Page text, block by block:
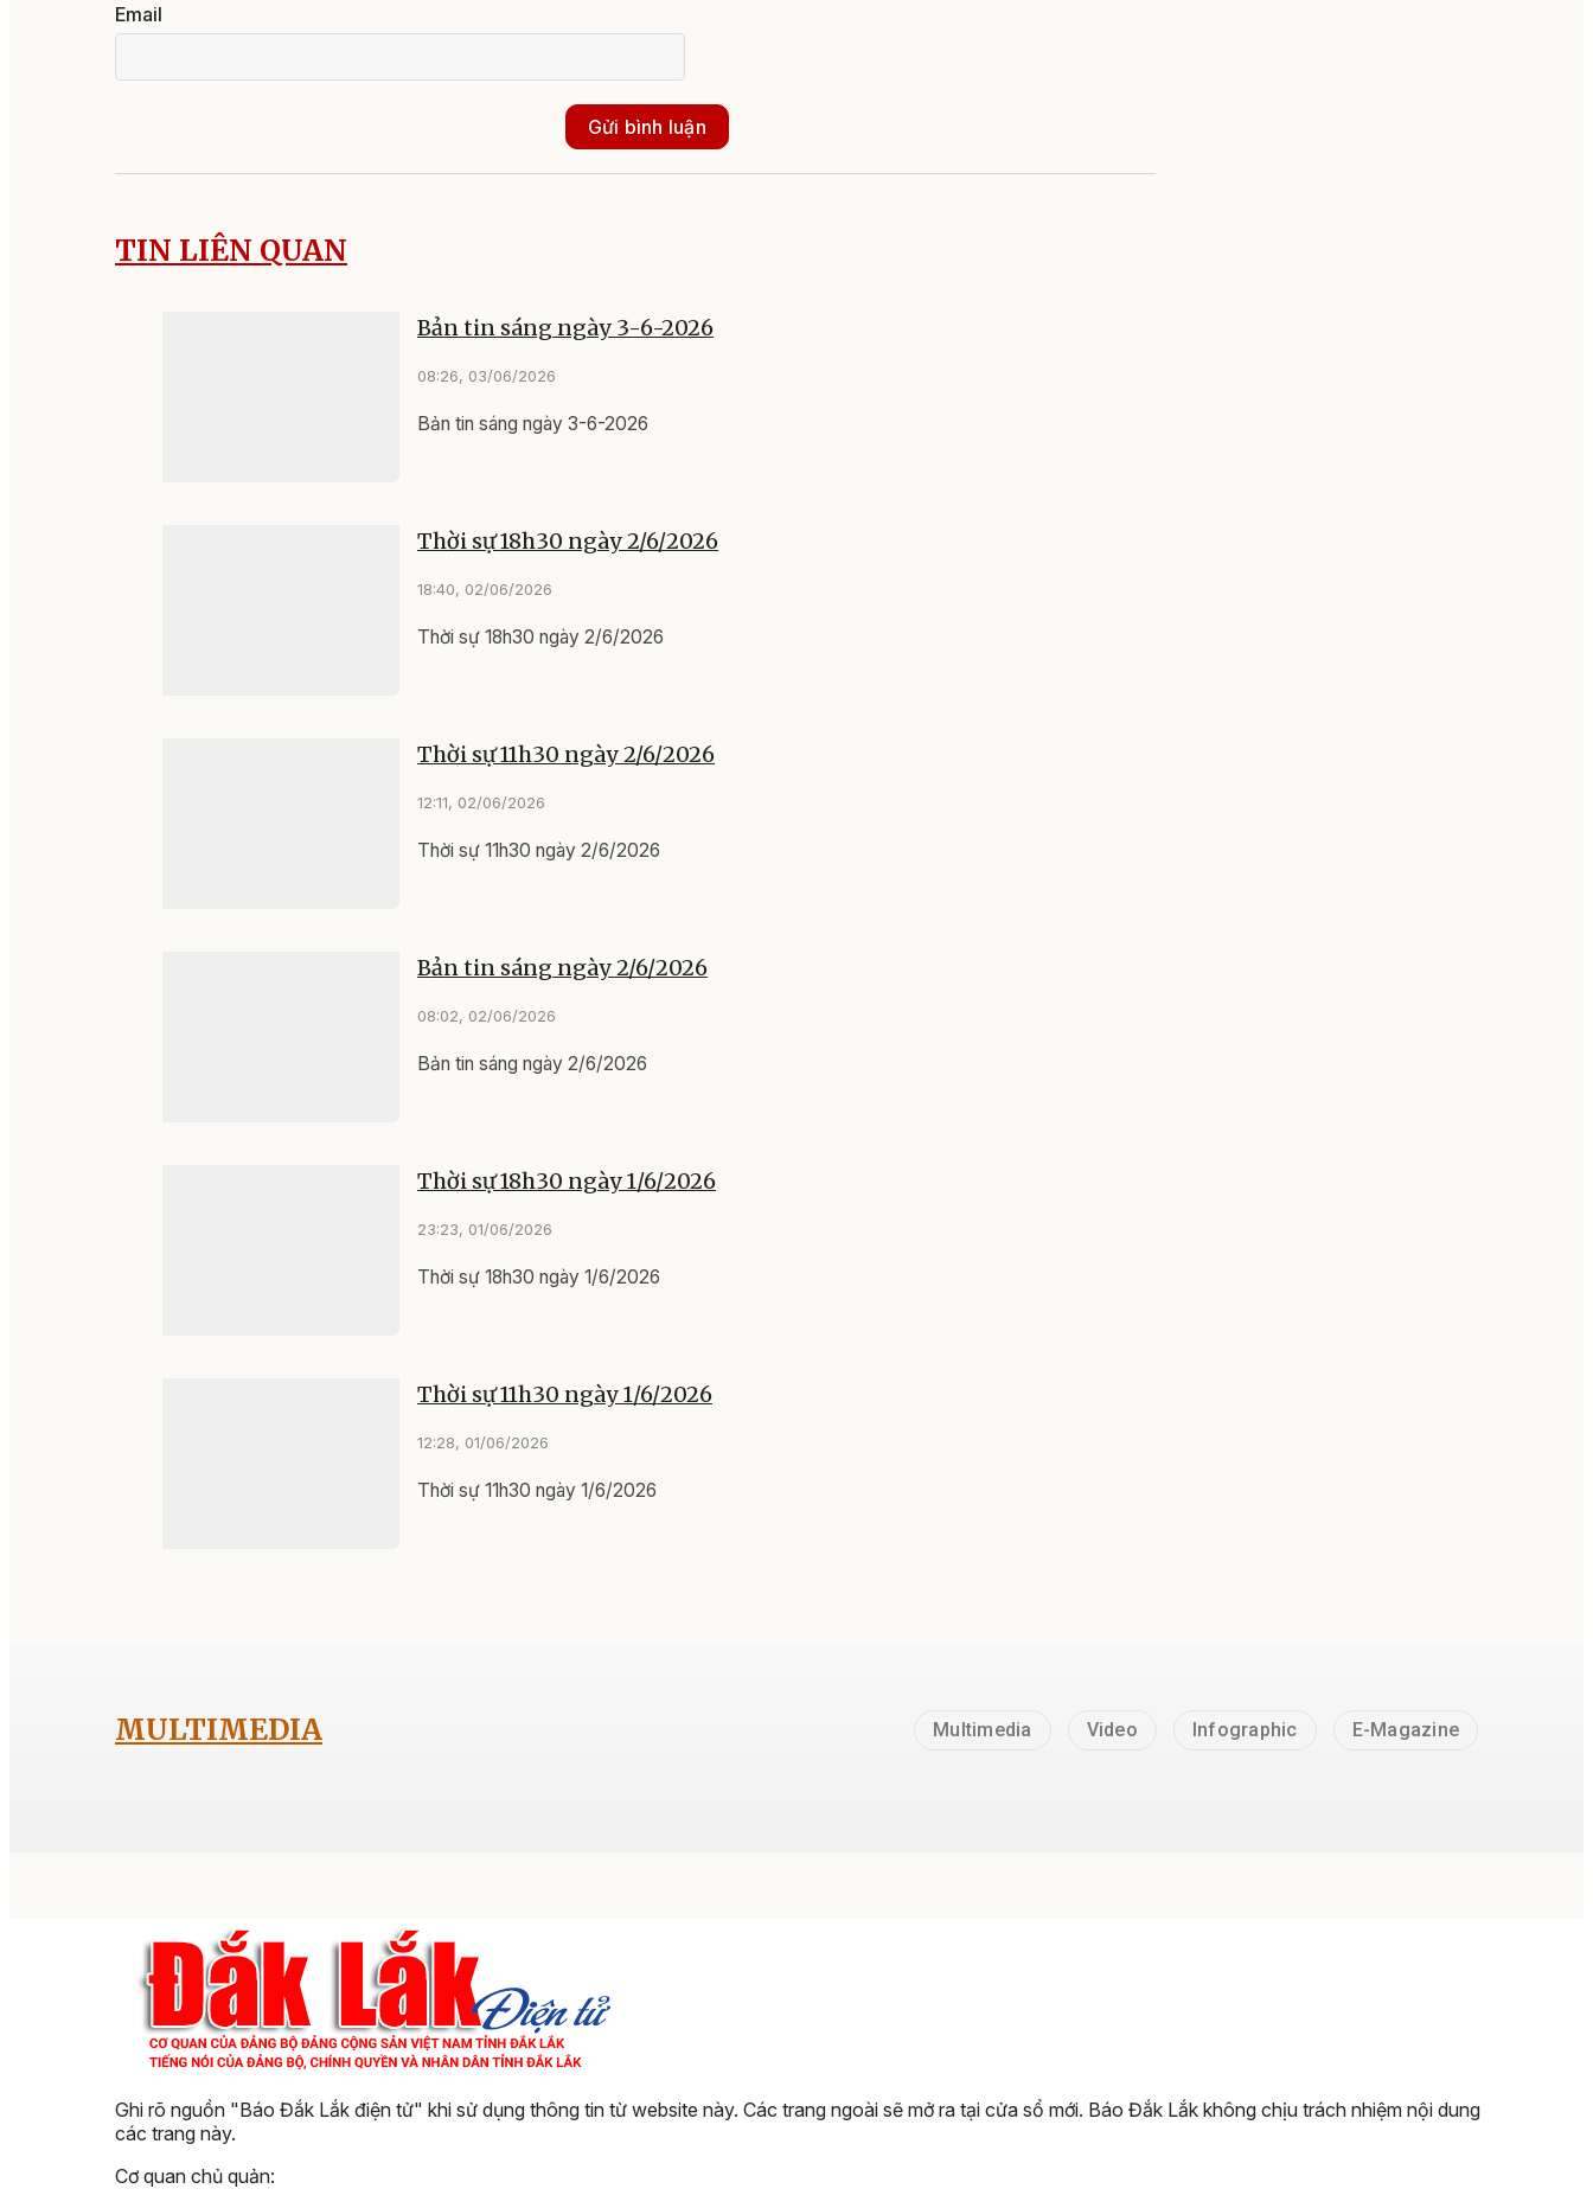
Email
Gửi bình luận
TIN LIÊN QUAN
Bản tin sáng ngày 3-6-2026
08:26, 03/06/2026
Bản tin sáng ngày 3-6-2026
Thời sự 18h30 ngày 2/6/2026
18:40, 02/06/2026
Thời sự 18h30 ngày 2/6/2026
Thời sự 11h30 ngày 2/6/2026
12:11, 02/06/2026
Thời sự 11h30 ngày 2/6/2026
Bản tin sáng ngày 2/6/2026
08:02, 02/06/2026
Bản tin sáng ngày 2/6/2026
Thời sự 18h30 ngày 1/6/2026
23:23, 01/06/2026
Thời sự 18h30 ngày 1/6/2026
Thời sự 11h30 ngày 1/6/2026
12:28, 01/06/2026
Thời sự 11h30 ngày 1/6/2026
MULTIMEDIA Multimedia Video Infographic E-Magazine
Ghi rõ nguồn "Báo Đắk Lắk điện tử" khi sử dụng thông tin từ website này. Các trang ngoài sẽ mở ra tại cửa sổ mới. Báo Đắk Lắk không chịu trách nhiệm nội dung
các trang này.
Cơ quan chủ quản: